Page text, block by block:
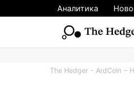
Аналитика
The Hedger ArdCoin